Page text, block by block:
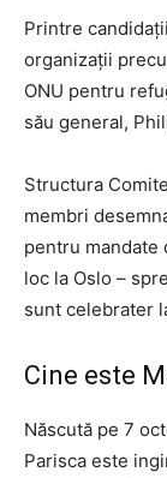
Printre
organizații
ONU pentru
său general,
Structura
membri
pentru mandate
loc la Oslo –
sunt celebrater
Cine este
Născută pe 7
Parisca este